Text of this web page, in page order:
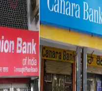
అసోసియేషన్
11:46 am